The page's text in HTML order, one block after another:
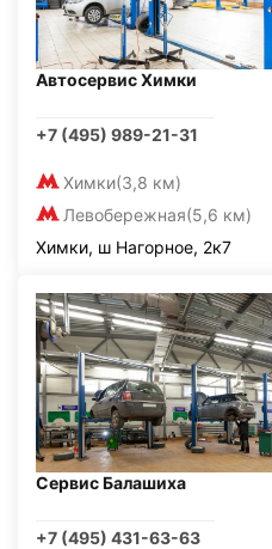
Автосервис Химки
+7 (495) 989-21-31
Химки(3,8 км)
Левобережная(5,6 км)
Химки, ш Нагорное, 2к7
Сервис Балашиха
+7 (495) 431-63-63